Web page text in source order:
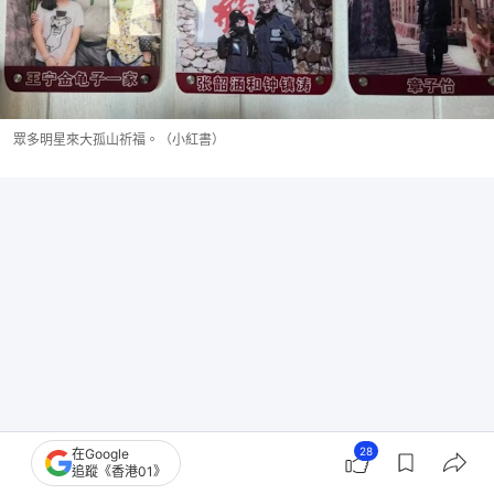
眾多明星來大孤山祈福。（小紅書）
在Google
追蹤《香港01》
28